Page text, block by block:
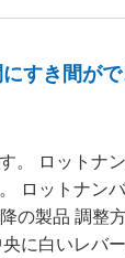
すき間が
。 ロットナ
ロットナン
の製品 調整
に白いレバ